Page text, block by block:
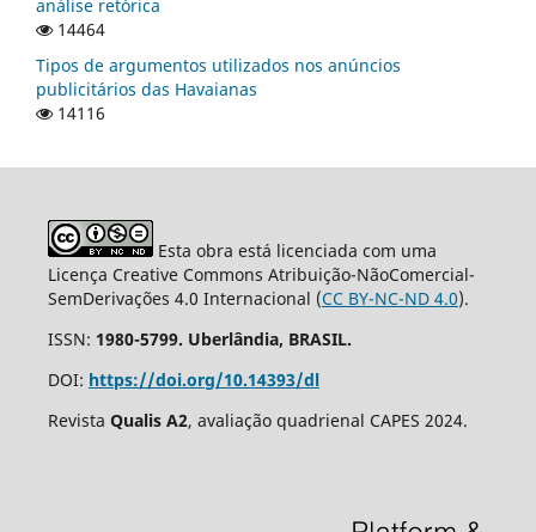
análise retórica
14464
Tipos de argumentos utilizados nos anúncios
publicitários das Havaianas
14116
Esta obra está licenciada com uma
Licença Creative Commons Atribuição-NãoComercial-
SemDerivações 4.0 Internacional (CC BY-NC-ND 4.0).
ISSN: 1980-5799. Uberlândia, BRASIL.
DOI: https://doi.org/10.14393/dl
Revista Qualis A2, avaliação quadrienal CAPES 2024.